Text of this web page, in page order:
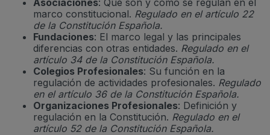
Asociaciones: Qué son y cómo se regulan en el
marco constitucional. Regulado en el artículo 22
de la Constitución Española.
Fundaciones: El marco legal y las principales
diferencias con otras entidades. Regulado en el
artículo 34 de la Constitución Española.
Colegios Profesionales: Su función en la
regulación de actividades profesionales. Regulado
en el artículo 36 de la Constitución Española.
Organizaciones Profesionales: Definición y
regulación en la Constitución. Regulado en el
artículo 52 de la Constitución Española.